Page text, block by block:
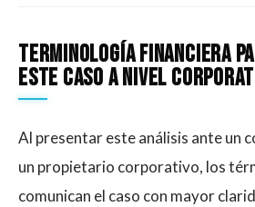
Terminología Financiera
Este Caso A Nivel
Al presentar este análisis ante un
un propietario corporativo, los
comunican el caso con mayor